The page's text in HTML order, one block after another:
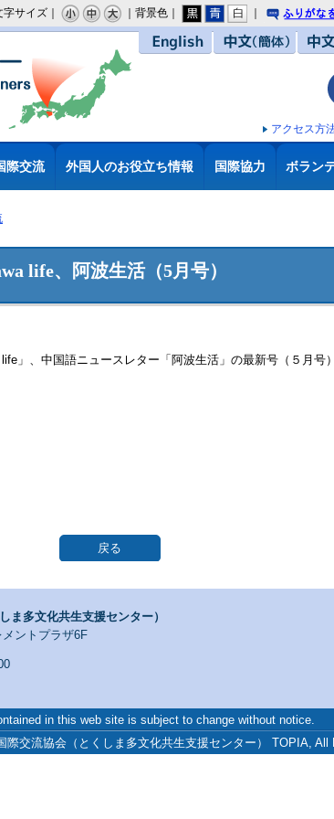
字サイズ｜ ｜背景色｜
りがな
アクセス方
際交流 外国人のお役立ち情報 国際協力 ボラン
life、阿波生活（5月号）
」、中国語ニュースレター「阿波生活」の最新号（５月号
戻る
ま多文化共生支援センター）
ントプラザ6F
in this web site is subject to change without notice.
交流協会（とくしま多文化共生支援センター） TOPIA, All